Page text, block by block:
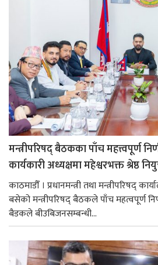
मन्त्रीपरिषद् बैठकका पाँच महत्त्वपूर्ण
कार्यकारी अध्यक्षमा महेश्वरभक्त श्रेष्ठ
काठमाडौँ । प्रधानमन्त्री तथा मन्त्रीपरिषद्
बसेको मन्त्रीपरिषद् बैठकले पाँच महत्वपूर्ण
बैडकले बीउबिजनसम्बन्धी...